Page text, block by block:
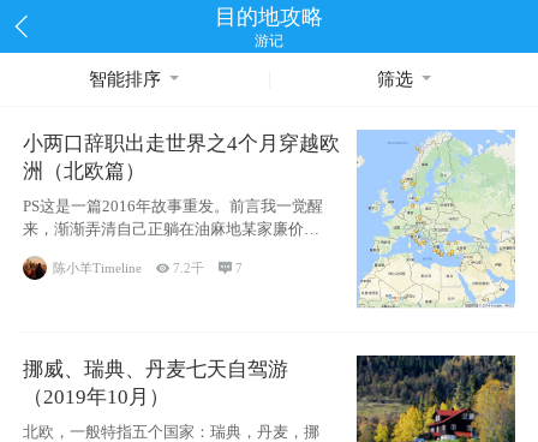
目的地攻略
游记
智能排序 筛选
小两口辞职出走世界之4个月穿越欧
洲（北欧篇）
PS这是一篇2016年故事重发。前言我一觉醒
来，渐渐弄清自己正躺在油麻地某家廉价宾
馆
陈小羊Timeline 7.2千 7
挪威、瑞典、丹麦七天自驾游
（2019年10月）
北欧，一般特指五个国家：瑞典，丹麦，挪